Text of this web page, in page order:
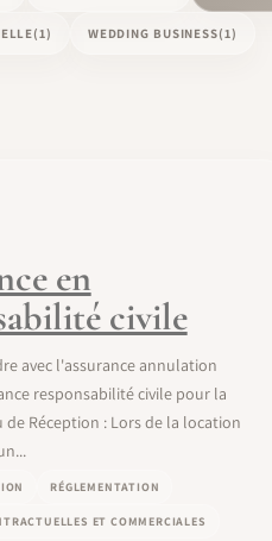
(1) WEDDING BUSINESS(1)
en
civile
avec l'assurance annulation
responsabilité civile pour la
Réception : Lors de la location
RÉGLEMENTATION
ET COMMERCIALES